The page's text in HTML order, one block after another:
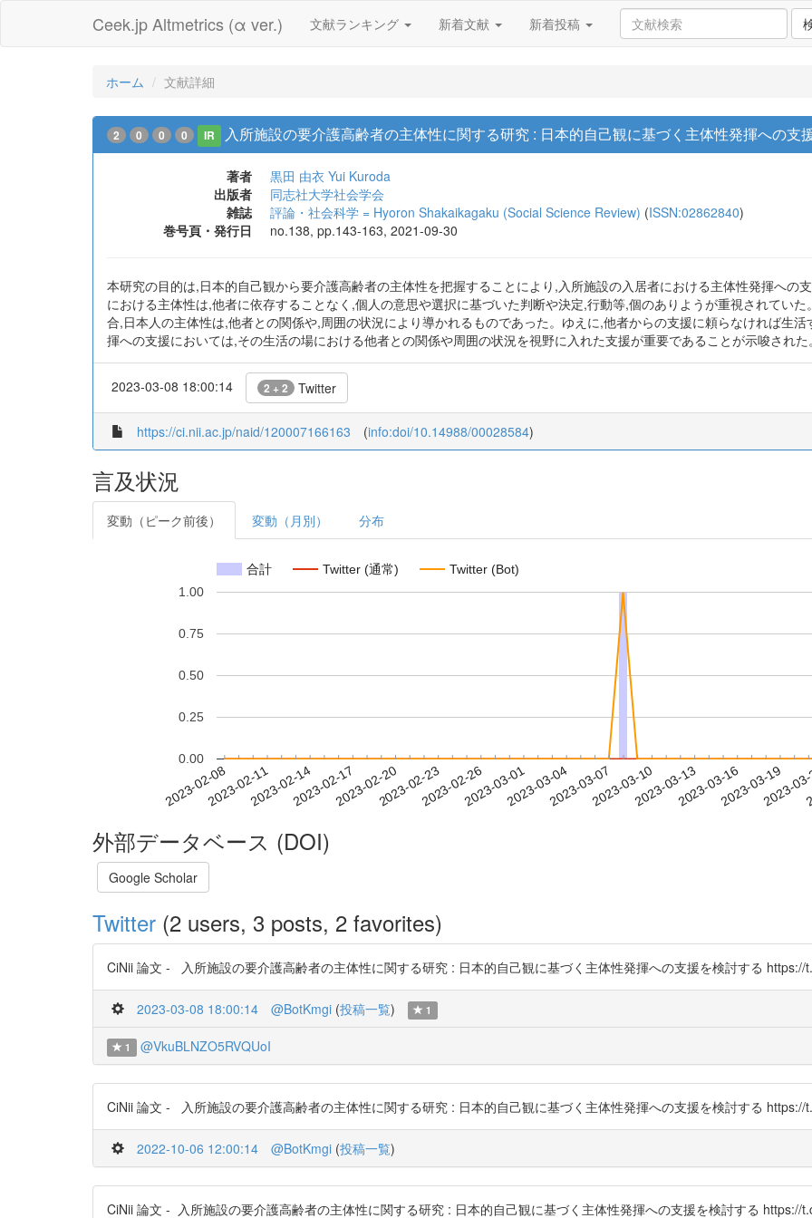
Ceek.jp Altmetrics (α ver.) 文献ランキング 新着文献 新着投稿
ホーム 文献詳細
2 0 0 0 IR 入所施設の要介護高齢者の主体性に関する研究 : 日本的自己観に基づく主体性発揮への支
著者 黒田 由衣 Yui Kuroda
出版者
同志社大学社会学会
雑誌
評論・社会科学 = Hyoron Shakaikagaku (Social Science Review) (ISSN:02862840)
巻号頁・発行日
no.138, pp.143-163, 2021-09-30
本研究の目的は,日本的自己観から要介護高齢者の主体性を把握することにより,入所施設の入居者における主体性発揮への
における主体性は,他者に依存することなく,個人の意思や選択に基づいた判断や決定,行動等,個のありようが重視されてい
合,日本人の主体性は,他者との関係や,周囲の状況により導かれるものであった。ゆえに,他者からの支援に頼らなければ生
揮への支援においては,その生活の場における他者との関係や周囲の状況を視野に入れた支援が重要であることが示唆され
2023-03-08 18:00:14 2 + 2 Twitter
https://ci.nii.ac.jp/naid/120007166163 (info:doi/10.14988/00028584)
言及状況
変動（ピーク前後） 変動（月別） 分布
合計 Twitter (通常) Twitter (Bot)
2023-02-082023-02-112023-02-142023-02-172023-02-202023-02-232023-02-262023-03-012023-03-042023-03-072023-03-102023-03-132023-03-162023-03-19
2023-
0.00
0.25
0.50
0.75
1.00
外部データベース (DOI)
Google Scholar
Twitter (2 users, 3 posts, 2 favorites)
CiNii 論文 - 入所施設の要介護高齢者の主体性に関する研究 : 日本的自己観に基づく主体性発揮への支援を検討する https://
2023-03-08 18:00:14 @BotKmgi (投稿一覧) 1
1 @VkuBLNZO5RVQUoI
CiNii 論文 - 入所施設の要介護高齢者の主体性に関する研究 : 日本的自己観に基づく主体性発揮への支援を検討する https://
2022-10-06 12:00:14 @BotKmgi (投稿一覧)
CiNii 論文 - 入所施設の要介護高齢者の主体性に関する研究 : 日本的自己観に基づく主体性発揮への支援を検討する https://